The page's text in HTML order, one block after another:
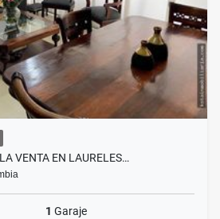
VENTA EN LAURELES…
1 Garaje